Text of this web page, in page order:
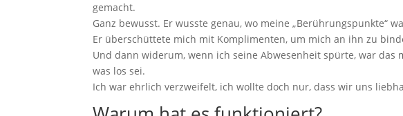
gemacht.
Ganz bewusst. Er wusste genau, wo meine „Berührungspunkte“
Er überschüttete mich mit Komplimenten, um mich an ihn zu
Und dann widerum, wenn ich seine Abwesenheit spürte, war
was los sei.
Ich war ehrlich verzweifelt, ich wollte doch nur, dass wir uns